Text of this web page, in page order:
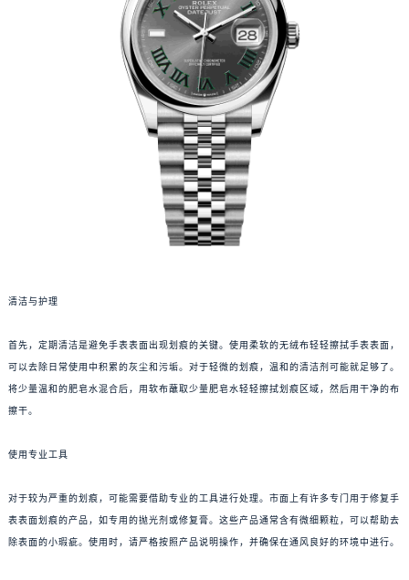
清洁与护理
首先，定期清洁是避免手表表面出现划痕的关键。使用柔软的无绒布轻轻擦拭手表表面，
可以去除日常使用中积累的灰尘和污垢。对于轻微的划痕，温和的清洁剂可能就足够了。
将少量温和的肥皂水混合后，用软布蘸取少量肥皂水轻轻擦拭划痕区域，然后用干净的布
擦干。
使用专业工具
对于较为严重的划痕，可能需要借助专业的工具进行处理。市面上有许多专门用于修复手
表表面划痕的产品，如专用的抛光剂或修复膏。这些产品通常含有微细颗粒，可以帮助去
除表面的小瑕疵。使用时，请严格按照产品说明操作，并确保在通风良好的环境中进行。